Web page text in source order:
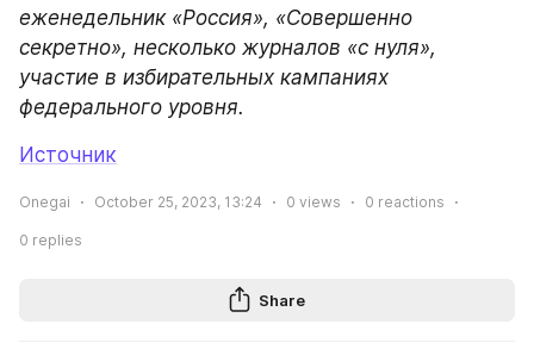
еженедельник «Россия», «Совершенно
секретно», несколько журналов «с нуля»,
участие в избирательных кампаниях
федерального уровня.
Источник
Onegai October 25, 2023, 13:24 0 views 0 reactions
0 replies
Share